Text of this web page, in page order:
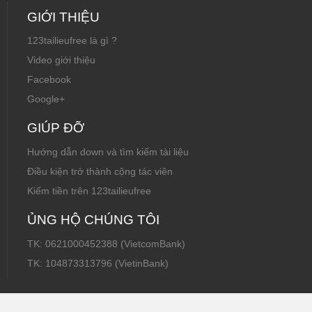
GIỚI THIỆU
123tailieufree là gì ?
Video giới thiệu
Facebook
Google+
GIÚP ĐỠ
Hướng dẫn down và tìm kiếm tài liệu
Điều kiện trở thành cộng tác viên
Kiếm tiền trên 123tailieufree
ỦNG HỘ CHÚNG TÔI
TK: 0621000452388 (VietcomBank)
TK: 104873313796 (VietinBank)